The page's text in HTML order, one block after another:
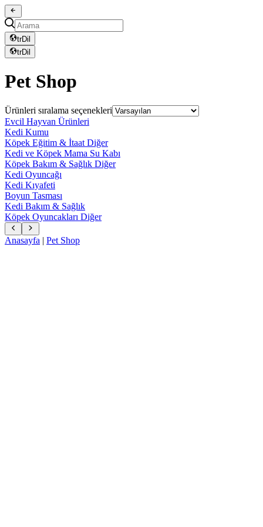
trDil
trDil
Pet Shop
Ürünleri sıralama seçenekleri
Evcil Hayvan Ürünleri
Kedi Kumu
Köpek Eğitim & İtaat Diğer
Kedi ve Köpek Mama Su Kabı
Köpek Bakım & Sağlık Diğer
Kedi Oyuncağı
Kedi Kıyafeti
Boyun Tasması
Kedi Bakım & Sağlık
Köpek Oyuncakları Diğer
Anasayfa | Pet Shop